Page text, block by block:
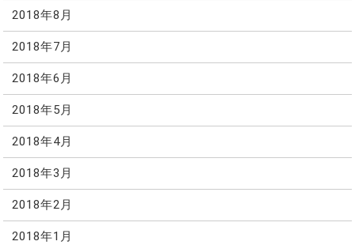
2018年8月
2018年7月
2018年6月
2018年5月
2018年4月
2018年3月
2018年2月
2018年1月